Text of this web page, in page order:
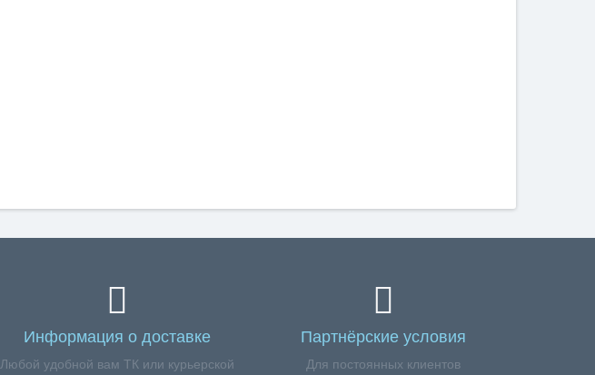
Информация о доставке
Любой удобной вам ТК или курьерской
Партнёрские условия
Для постоянных клиентов